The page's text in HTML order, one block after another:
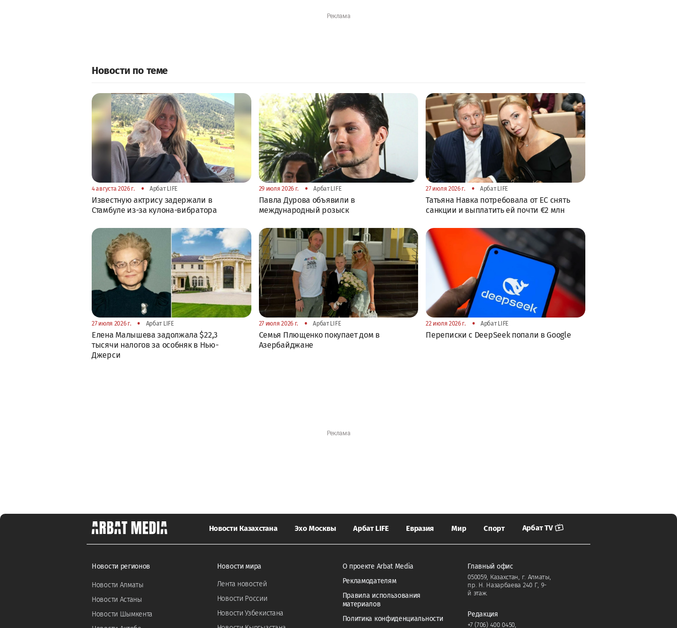
Новости по теме
4 августа 2026 г. • Арбат LIFE
Известную актрису задержали в
Стамбуле из-за кулона-вибратора
29 июля 2026 г. • Арбат LIFE
Павла Дурова объявили в
международный розыск
27 июля 2026 г. • Арбат LIFE
Татьяна Навка потребовала от ЕС снять
санкции и выплатить ей почти €2 млн
27 июля 2026 г. • Арбат LIFE
Елена Малышева задолжала $22,3
тысячи налогов за особняк в Нью-
Джерси
27 июля 2026 г. • Арбат LIFE
Семья Плющенко покупает дом в
Азербайджане
22 июля 2026 г. • Арбат LIFE
Переписки с DeepSeek попали в Google
Новости Казахстана Эхо Москвы Арбат LIFE Евразия Мир Спорт Арбат TV
Новости регионов
Новости Алматы
Новости Астаны
Новости Шымкента
Новости мира
Лента новостей
Новости России
Новости Узбекистана
О проекте Arbat Media
Рекламодателям
Правила использования
материалов
Политика конфиденциальности
Главный офис
050059, Казахстан, г. Алматы,
пр. Н. Назарбаева 240 Г, 9-
й этаж.
Редакция
+7 (706) 400 0450